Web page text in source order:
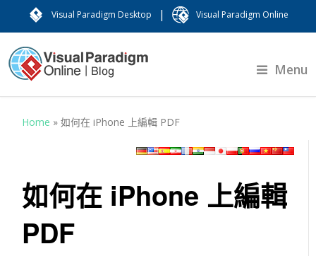
Visual Paradigm Desktop | Visual Paradigm Online
Menu
Home »如何在 iPhone 上編輯 PDF
如何在 iPhone 上編輯
PDF